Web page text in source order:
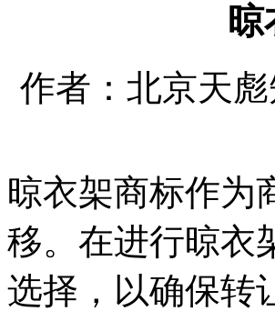
晾
作者：北京天
晾衣架商标作为
移。在进行晾衣
选择，以确保转